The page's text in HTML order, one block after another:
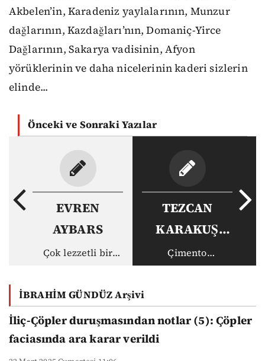
Akbelen’in, Karadeniz yaylalarının, Munzur
dağlarının, Kazdağları’nın, Domaniç-Yirce
Dağlarının, Sakarya vadisinin, Afyon
yörüklerinin ve daha nicelerinin kaderi sizlerin
elinde...
Önceki ve Sonraki Yazılar
EVREN
AYBARS
Çok lezzetli bir
omlet
TEZCAN
KARAKUŞ
CANDAN
Çimento
Fabrikası’ndan
İBRAHİM GÜNDÜZ Arşivi
İliç-Çöpler duruşmasından notlar (5): Çöpler
faciasında ara karar verildi